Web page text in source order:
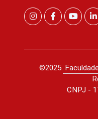
©2025.
CNPJ -